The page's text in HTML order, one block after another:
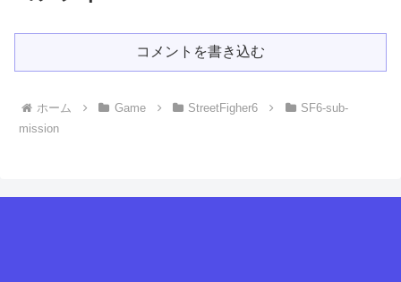
コメントを書き込む
ホーム Game StreetFigher6
SF6-sub-
mission